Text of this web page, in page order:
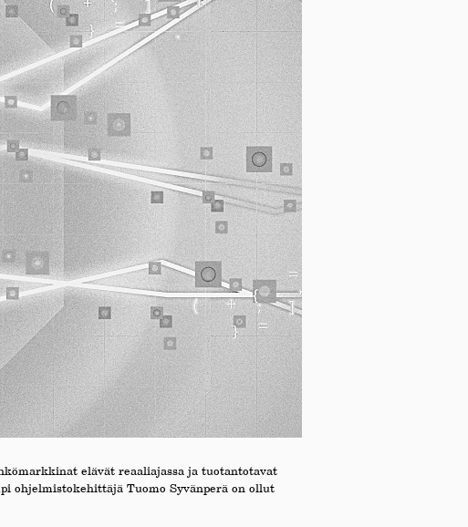
elävät reaaliajassa ja tuotantotavat
ohjelmistokehittäjä Tuomo Syvänperä on ollut